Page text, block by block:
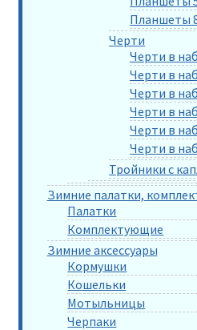
Планшеты
Черти
Черти в
Черти в
Черти в
Черти в
Черти в
Черти в
Тройники с
Зимние палатки,
Палатки
Комплектующие
Зимние аксессуары
Кормушки
Кошельки
Мотыльницы
Черпаки